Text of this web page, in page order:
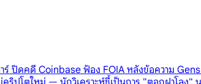
ปิดคดี Coinbase ฟ้อง FOIA หลังข้อความ